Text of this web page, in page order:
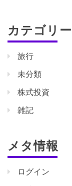
カテゴリー
旅行
未分類
株式投資
雑記
メタ情報
ログイン